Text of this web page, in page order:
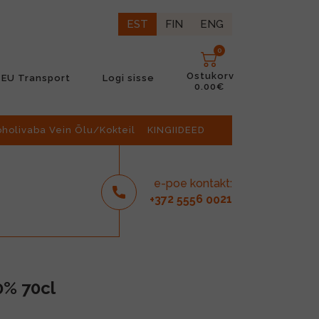
EST FIN ENG
EU Transport Logi sisse
0
Ostukorv
0.00€
Vein Õlu/Kokteil KINGIIDEED
e-poe kontakt:
+372 5556 0021
70cl